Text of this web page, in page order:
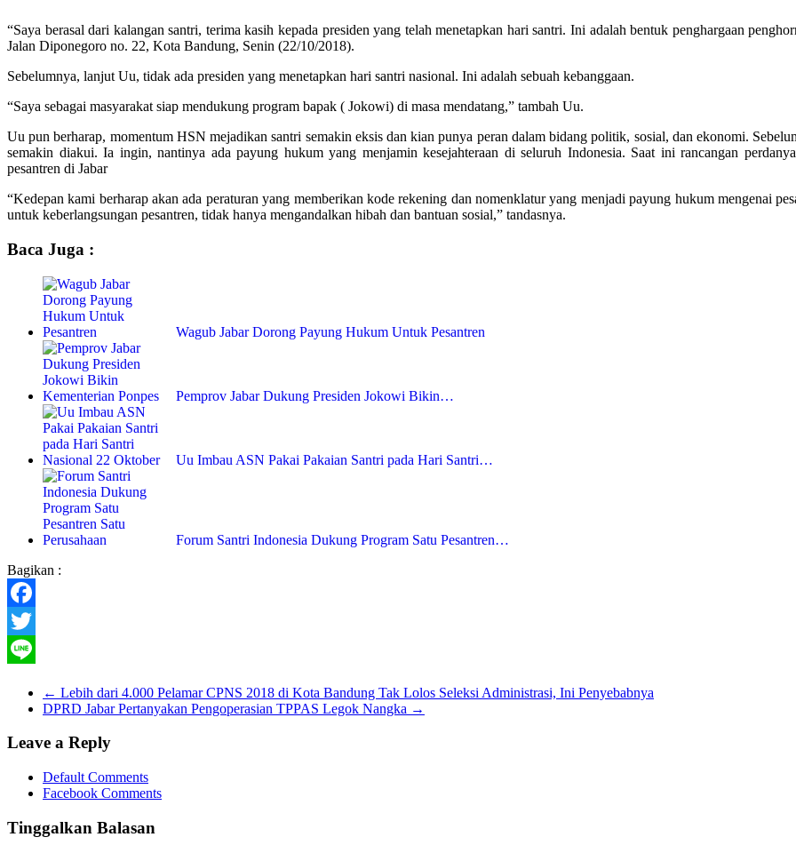
“Saya berasal dari kalangan santri, terima kasih kepada presiden yang telah menetapkan hari santri. Ini adalah bentuk penghargaan
Jalan Diponegoro no. 22, Kota Bandung, Senin (22/10/2018).
Sebelumnya, lanjut Uu, tidak ada presiden yang menetapkan hari santri nasional. Ini adalah sebuah kebanggaan.
“Saya sebagai masyarakat siap mendukung program bapak ( Jokowi) di masa mendatang,” tambah Uu.
Uu pun berharap, momentum HSN mejadikan santri semakin eksis dan kian punya peran dalam bidang politik, sosial, dan ekonomi.
semakin diakui. Ia ingin, nantinya ada payung hukum yang menjamin kesejahteraan di seluruh Indonesia. Saat ini rancangan
pesantren di Jabar
“Kedepan kami berharap akan ada peraturan yang memberikan kode rekening dan nomenklatur yang menjadi payung hukum mengenai
untuk keberlangsungan pesantren, tidak hanya mengandalkan hibah dan bantuan sosial,” tandasnya.
Baca Juga :
Wagub Jabar Dorong Payung Hukum Untuk Pesantren
Pemprov Jabar Dukung Presiden Jokowi Bikin…
Uu Imbau ASN Pakai Pakaian Santri pada Hari Santri…
Forum Santri Indonesia Dukung Program Satu Pesantren…
Bagikan :
Facebook
Twitter
← Lebih dari 4.000 Pelamar CPNS 2018 di Kota Bandung Tak Lolos Seleksi Administrasi, Ini Penyebabnya
DPRD Jabar Pertanyakan Pengoperasian TPPAS Legok Nangka →
Leave a Reply
Default Comments
Facebook Comments
Tinggalkan Balasan